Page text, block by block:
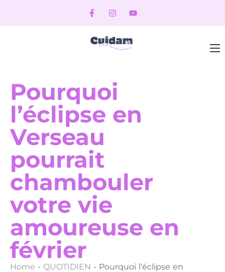
Pourquoi
l’éclipse en
Verseau
pourrait
chambouler
votre vie
amoureuse en
février
Home - QUOTIDIEN - Pourquoi l’éclipse en